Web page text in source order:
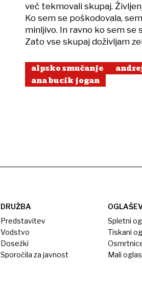
več tekmovali skupaj.
Ko sem se poškodovala,
minljivo. In ravno ko sem se
Zato vse skupaj doživljam
alpsko smučanje
ana bucik jogan
DRUŽBA
Predstavitev
Vodstvo
Dosežki
Sporočila za javnost
Spletni
Tiskani
Mali